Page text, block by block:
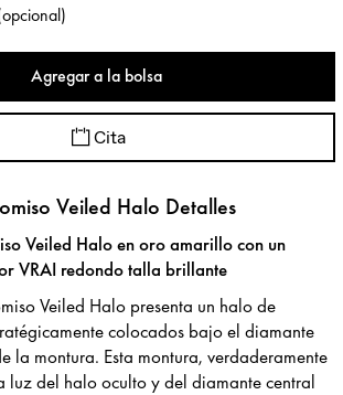
opcional)
Agregar a la bolsa
Cita
Veiled Halo Detalles
Veiled Halo en oro amarillo con un
VRAI redondo talla brillante
Veiled Halo presenta un halo de
colocados bajo el diamante
la montura. Esta montura, verdaderamente
luz del halo oculto y del diamante central